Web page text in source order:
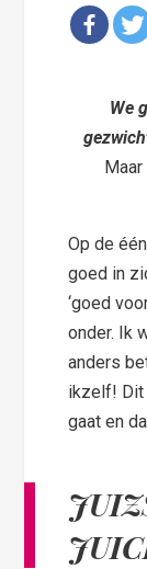
We
Op de
goed in
‘goed
onder. Ik
anders
ikzelf! Dit
gaat en